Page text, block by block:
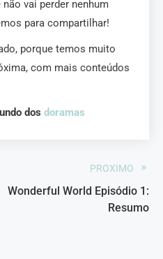
vai perder nenhum
para compartilhar!
porque temos muito
com mais conteúdos
dos doramas
PROXIMO
Wonderful World Episódio 1:
Resumo